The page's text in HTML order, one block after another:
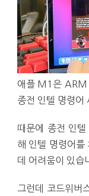
애플 M1은 ARM
종전 인텔 명령어
때문에 종전 인
해 인텔 명령어를
데 어려움이 있습
그런데 코드위버